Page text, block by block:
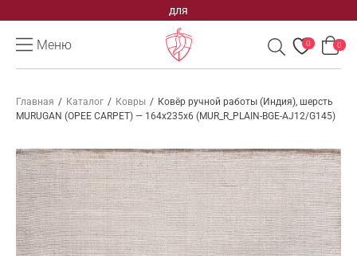
для
Меню 0 0
Главная / Каталог / Ковры / Ковёр ручной работы (Индия), шерсть
MURUGAN (OPEE CARPET) — 164x235x6 (MUR_R_PLAIN-BGE-AJ12/G145)